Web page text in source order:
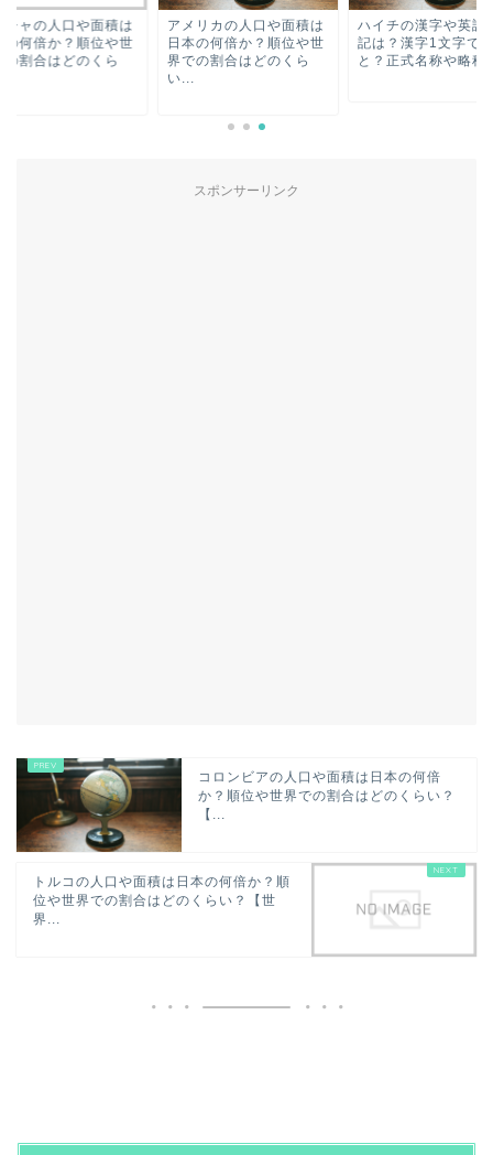
シャの人口や面積は
の何倍か？順位や世
の割合はどのくら
アメリカの人口や面積は
日本の何倍か？順位や世
界での割合はどのくら
い...
ハイチの漢字や英語
記は？漢字1文字で
と？正式名称や略称
スポンサーリンク
コロンビアの人口や面積は日本の何倍
か？順位や世界での割合はどのくらい？
【...
トルコの人口や面積は日本の何倍か？順
位や世界での割合はどのくらい？【世
界...